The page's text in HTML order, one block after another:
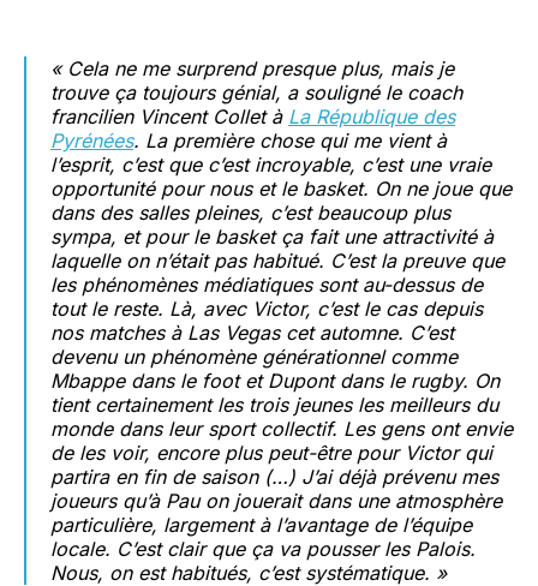
« Cela ne me surprend presque plus, mais je
trouve ça toujours génial, a souligné le coach
francilien Vincent Collet à La République des
Pyrénées. La première chose qui me vient à
l’esprit, c’est que c’est incroyable, c’est une vraie
opportunité pour nous et le basket. On ne joue que
dans des salles pleines, c’est beaucoup plus
sympa, et pour le basket ça fait une attractivité à
laquelle on n’était pas habitué. C’est la preuve que
les phénomènes médiatiques sont au-dessus de
tout le reste. Là, avec Victor, c’est le cas depuis
nos matches à Las Vegas cet automne. C’est
devenu un phénomène générationnel comme
Mbappe dans le foot et Dupont dans le rugby. On
tient certainement les trois jeunes les meilleurs du
monde dans leur sport collectif. Les gens ont envie
de les voir, encore plus peut-être pour Victor qui
partira en fin de saison (…) J’ai déjà prévenu mes
joueurs qu’à Pau on jouerait dans une atmosphère
particulière, largement à l’avantage de l’équipe
locale. C’est clair que ça va pousser les Palois.
Nous, on est habitués, c’est systématique. »